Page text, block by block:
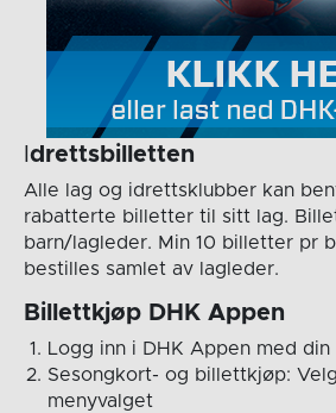
drettsbilletten
Alle lag og idrettsklubber kan
rabatterte billetter til sitt lag.
barn/lagleder. Min 10 billetter pr
bestilles samlet av lagleder.
Billettkjøp DHK Appen
Logg inn i DHK Appen med din
Sesongkort- og billettkjøp:
menyvalget